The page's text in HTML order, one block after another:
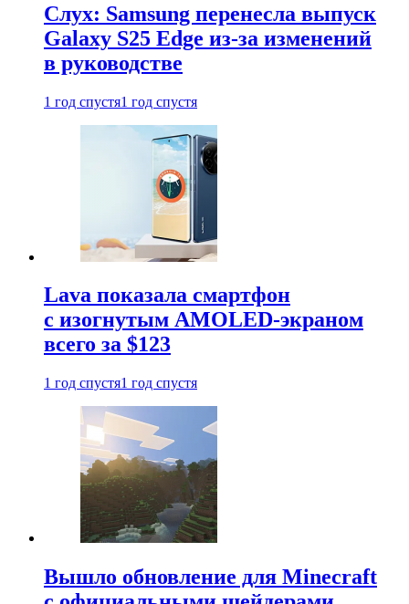
Слух: Samsung перенесла выпуск
Galaxy S25 Edge из-за изменений
в руководстве
1 год спустя1 год спустя
Lava показала смартфон
с изогнутым AMOLED-экраном
всего за $123
1 год спустя1 год спустя
Вышло обновление для Minecraft